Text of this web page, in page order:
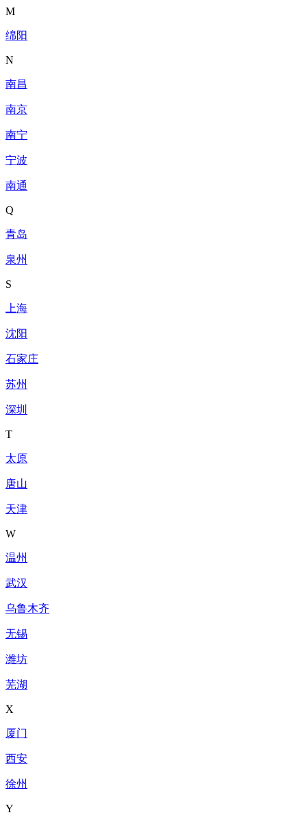
M
绵阳
N
南昌
南京
南宁
宁波
南通
Q
青岛
泉州
S
上海
沈阳
石家庄
苏州
深圳
T
太原
唐山
天津
W
温州
武汉
乌鲁木齐
无锡
潍坊
芜湖
X
厦门
西安
徐州
Y